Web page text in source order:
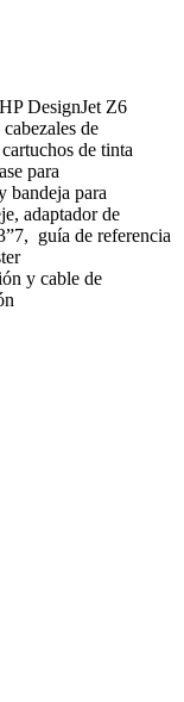
DesignJet Z6
de
de tinta
para
bandeja para
adaptador de
guía de referencia
y cable de